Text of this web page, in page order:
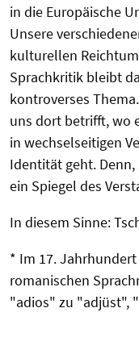
in die Europäische
Unsere
kulturellen
Sprachkritik bleibt
kontroverses
uns dort betrifft, wo
in wechselseitigen
Identität geht.
ein Spiegel des
In diesem Sinne:
* Im 17.
romanischen
"adios" zu "adjüst",